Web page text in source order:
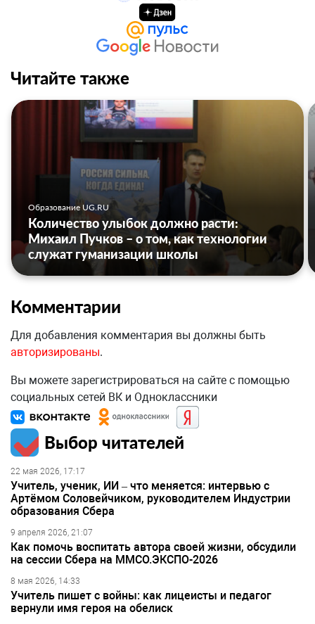
Читайте также
Образование UG.RU
Количество улыбок должно расти:
Михаил Пучков – о том, как технологии
служат гуманизации школы
Комментарии
Для добавления комментария вы должны быть
авторизированы.
Вы можете зарегистрироваться на сайте с помощью
социальных сетей ВК и Одноклассники
Выбор читателей
22 мая 2026, 17:17
Учитель, ученик, ИИ – что меняется: интервью с
Артёмом Соловейчиком, руководителем Индустрии
образования Сбера
9 апреля 2026, 21:07
Как помочь воспитать автора своей жизни, обсудили
на сессии Сбера на ММСО.ЭКСПО-2026
8 мая 2026, 14:33
Учитель пишет с войны: как лицеисты и педагог
вернули имя героя на обелиск